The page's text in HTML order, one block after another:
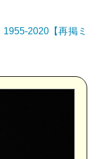
2020【再掲ミ